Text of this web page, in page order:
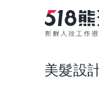
美髮設